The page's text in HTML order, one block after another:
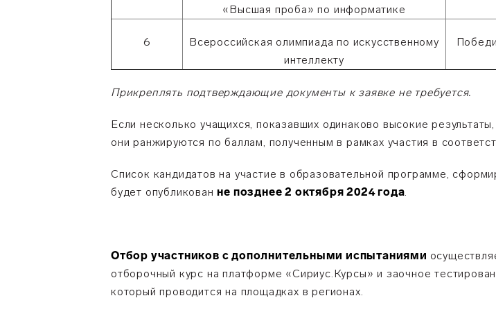
«Высшая проба» по информатике
6
Всероссийская олимпиада по искусственному
интеллекту
Прикреплять подтверждающие документы к заявке не требуется.
Если несколько учащихся, показавших одинаково высокие
они ранжируются по баллам, полученным в рамках участия в
Список кандидатов на участие в образовательной программе,
будет опубликованне позднее 2 октября 2024 года.
Отбор участников с дополнительными испытаниями
отборочный курс на платформе «Сириус.Курсы» и заочное
который проводится на площадках в регионах.